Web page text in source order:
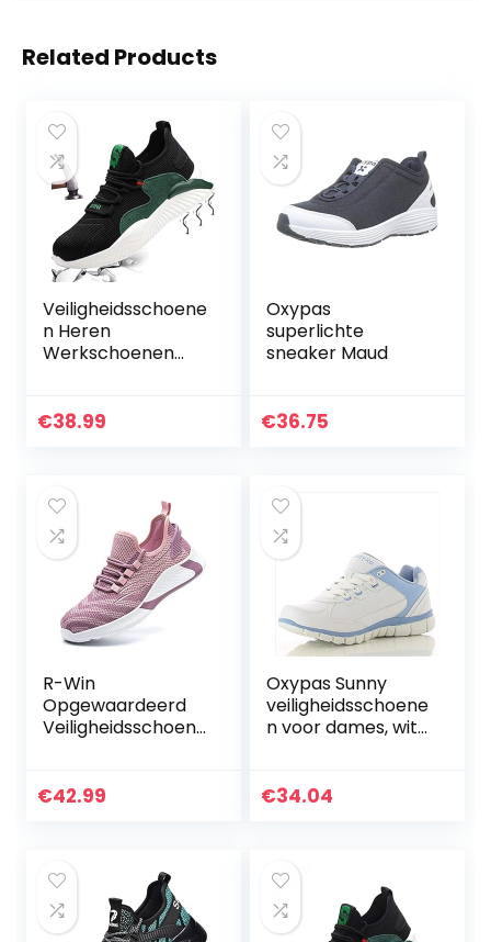
Related Products
Veiligheidsschoene
n Heren
Werkschoenen
Unisex
€38.99
Oxypas
superlichte
sneaker Maud
€36.75
R-Win
Opgewaardeerd
Veiligheidsschoene
Vrouwen
Blauw…
€42.99
Oxypas Sunny
veiligheidsschoene
n voor dames, wit
€34.04